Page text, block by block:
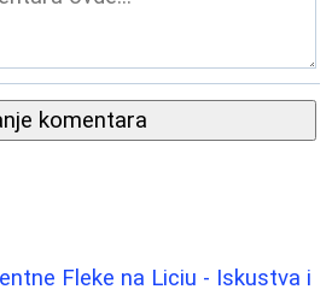
komentara
Fleke na Liciu - Iskustva i